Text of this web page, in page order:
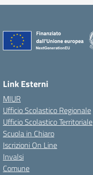
Link Esterni
MIUR
Ufficio Scolastico Regionale
Ufficio Scolastico Territoriale
Scuola in Chiaro
Iscrizioni On Line
Invalsi
Comune